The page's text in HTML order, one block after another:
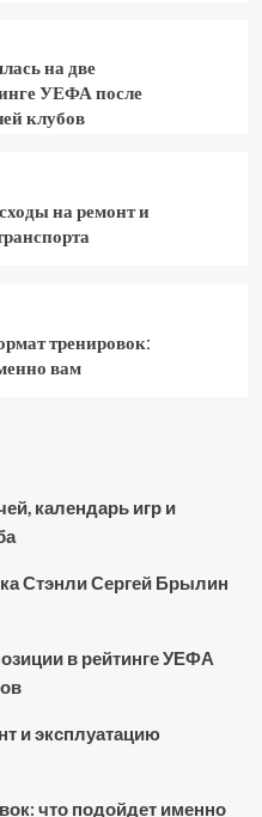
на две
УЕФА после
клубов
на ремонт и
тренировок:
вам
календарь игр и
Стэнли Сергей Брылин
в рейтинге УЕФА
и эксплуатацию
что подойдет именно